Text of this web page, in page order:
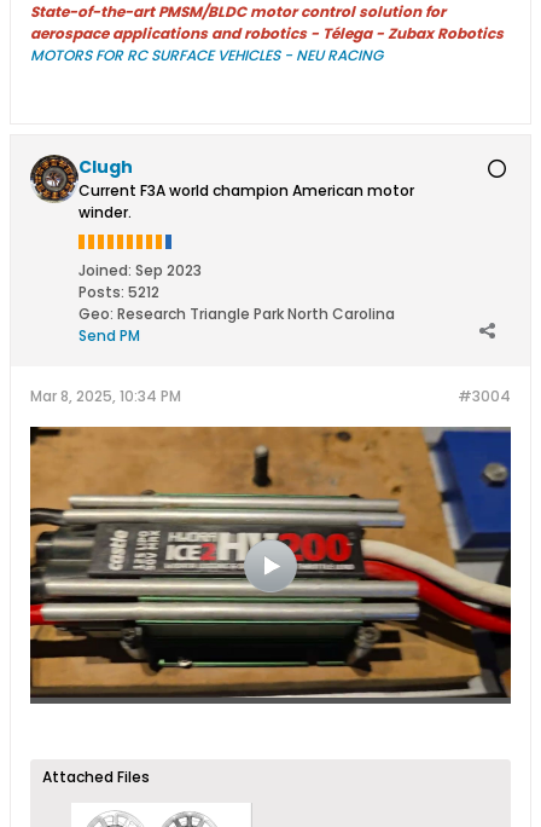
State-of-the-art PMSM/BLDC motor control solution for
aerospace applications and robotics - Télega - Zubax Robotics
MOTORS FOR RC SURFACE VEHICLES - NEU RACING
Clugh
Current F3A world champion American motor
winder.
Joined: Sep 2023
Posts: 5212
Geo: Research Triangle Park North Carolina
Send PM
#3004
Mar 8, 2025, 10:34 PM
Attached Files